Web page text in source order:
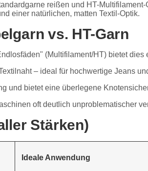
reißen und HT-
einer natürlichen, matten Textil-Optik.
vs. HT-Garn
(Multifilament/HT) bietet dies
– ideal für hochwertige Jeans
und bietet eine überlegene
oft deutlich unproblematischer
Stärken)
Ideale Anwendung